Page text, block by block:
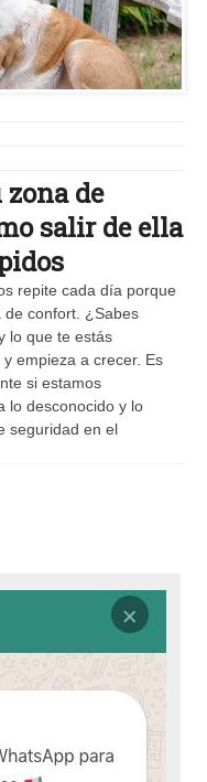
de
salir de ella
repite cada día porque
de confort. ¿Sabes
lo que te estás
empieza a crecer. Es
si estamos
lo desconocido y lo
seguridad en el